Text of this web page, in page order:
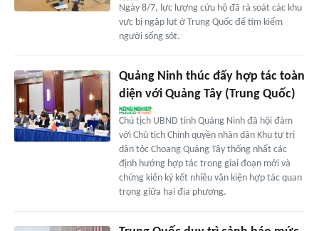
Ngày 8/7, lực lượng cứu hộ đã rà soát các khu
vực bị ngập lụt ở Trung Quốc để tìm kiếm
người sống sót.
Quảng Ninh thúc đẩy hợp tác toàn
diện với Quảng Tây (Trung Quốc)
Chủ tịch UBND tỉnh Quảng Ninh đã hội đàm
với Chủ tịch Chính quyền nhân dân Khu tự trị
dân tộc Choang Quảng Tây thống nhất các
định hướng hợp tác trong giai đoạn mới và
chứng kiến ký kết nhiều văn kiện hợp tác quan
trọng giữa hai địa phương.